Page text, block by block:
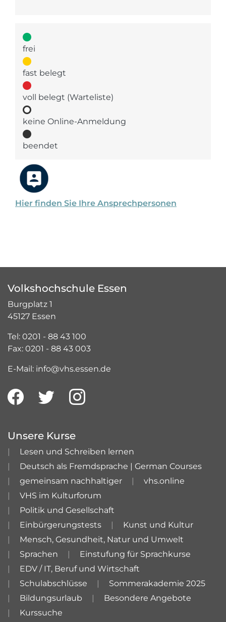
Hier finden Sie Ihre Ansprechpersonen
frei
fast belegt
voll belegt (Warteliste)
keine Online-Anmeldung
beendet
Volkshochschule Essen
Burgplatz 1
45127 Essen
Tel: 0201 - 88 43 100
Fax: 0201 - 88 43 003
E-Mail: info@vhs.essen.de
Unsere Kurse
Lesen und Schreiben lernen
Deutsch als Fremdsprache | German Courses
gemeinsam nachhaltiger
vhs.online
VHS im Kulturforum
Politik und Gesellschaft
Einbürgerungstests
Kunst und Kultur
Mensch, Gesundheit, Natur und Umwelt
Sprachen
Einstufung für Sprachkurse
EDV / IT, Beruf und Wirtschaft
Schulabschlüsse
Sommerakademie 2025
Bildungsurlaub
Besondere Angebote
Kurssuche